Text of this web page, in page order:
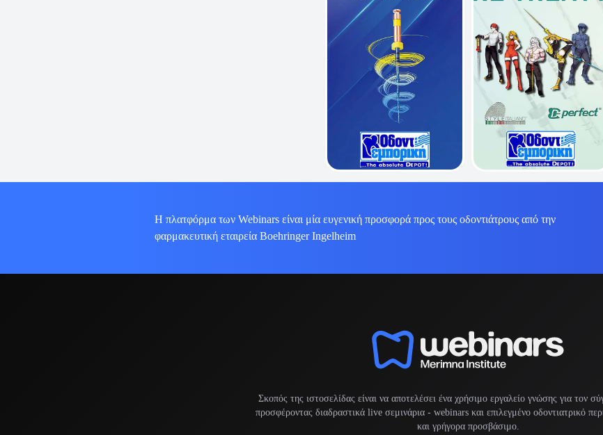
Η πλατφόρμα των Webinars είναι μία ευγενική προσφορά προς τους οδοντιάτρους από την
φαρμακευτική εταιρεία Boehringer Ingelheim
Σκοπός της ιστοσελίδας είναι να αποτελέσει ένα χρήσιμο εργαλείο γνώσης για τον
προσφέροντας διαδραστικά live σεμινάρια - webinarsκαι επιλεγμένο οδοντιατρικό
και γρήγορα προσβάσιμο.